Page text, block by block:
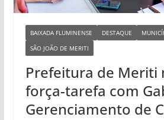
BAIXADA FLUMINENSE DESTAQUE
SÃO JOÃO DE MERITI
Prefeitura de Meriti
força-tarefa com
Gerenciamento de